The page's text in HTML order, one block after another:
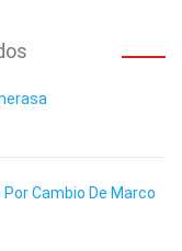
Cambio De Marco